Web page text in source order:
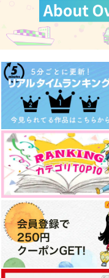
依頼で幼馴染と恋人の
甘めの相模湾
787円（税込）
ヒースクリフ×シノ
サンプル
作品詳細
ま
た
カ
白昼夢
Adalin
専売 787円（税込）
落第忍者乱太郎
オールキャラ
サンプル
カート
ぷ